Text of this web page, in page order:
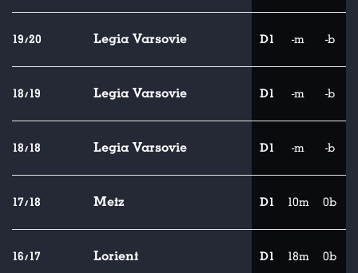
19/20 Legia Varsovie D1 -m -b
18/19 Legia Varsovie D1 -m -b
18/18 Legia Varsovie D1 -m -b
17/18 Metz D1 10m 0b
16/17 Lorient D1 18m 0b